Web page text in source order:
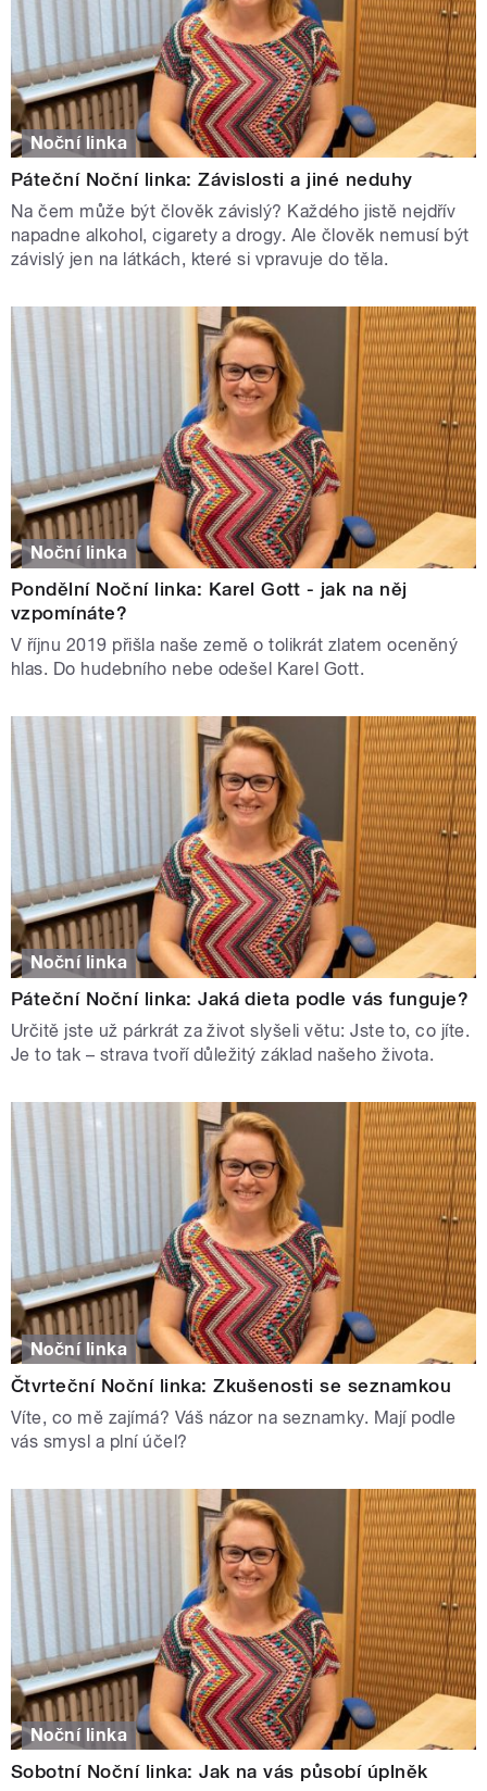
Noční linka
Páteční Noční linka: Závislosti a jiné neduhy
Na čem může být člověk závislý? Každého jistě nejdřív
napadne alkohol, cigarety a drogy. Ale člověk nemusí být
závislý jen na látkách, které si vpravuje do těla.
Noční linka
Pondělní Noční linka: Karel Gott - jak na něj
vzpomínáte?
V říjnu 2019 přišla naše země o tolikrát zlatem oceněný
hlas. Do hudebního nebe odešel Karel Gott.
Noční linka
Páteční Noční linka: Jaká dieta podle vás funguje?
Určitě jste už párkrát za život slyšeli větu: Jste to, co jíte.
Je to tak – strava tvoří důležitý základ našeho života.
Noční linka
Čtvrteční Noční linka: Zkušenosti se seznamkou
Víte, co mě zajímá? Váš názor na seznamky. Mají podle
vás smysl a plní účel?
Noční linka
Sobotní Noční linka: Jak na vás působí úplněk